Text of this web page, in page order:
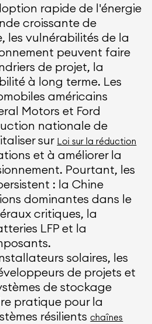
rapide de l'énergie
croissante de
les vulnérabilités de la
peuvent faire
de projet, la
à long terme. Les
américains
Motors et Ford
nationale de
sur Loi sur la réduction
et à améliorer la
Pourtant, les
: la Chine
dominantes dans le
critiques, la
LFP et la
solaires, les
de projets et
de stockage
pratique pour la
résilients chaînes